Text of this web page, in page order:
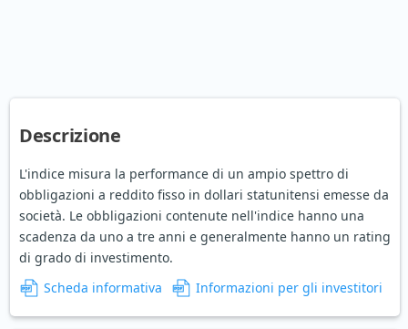
Descrizione
L'indice misura la performance di un ampio spettro di
obbligazioni a reddito fisso in dollari statunitensi emesse da
società. Le obbligazioni contenute nell'indice hanno una
scadenza da uno a tre anni e generalmente hanno un rating
di grado di investimento.
Scheda informativa
Informazioni per gli investitori